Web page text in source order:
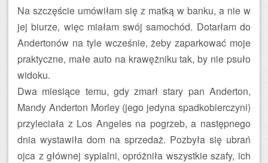
Na szczęście umówiłam się z matką w banku, a nie w
jej biurze, więc miałam swój samochód. Dotarłam do
Andertonów na tyle wcześnie, żeby zaparkować moje
praktyczne, małe auto na krawężniku tak, by nie psuło
widoku.
Dwa miesiące temu, gdy zmarł stary pan Anderton,
Mandy Anderton Morley (jego jedyna spadkobierczyni)
przyleciała z Los Angeles na pogrzeb, a następnego
dnia wystawiła dom na sprzedaż. Pozbyła się ubrań
ojca z głównej sypialni, opróżniła wszystkie szafy, ich